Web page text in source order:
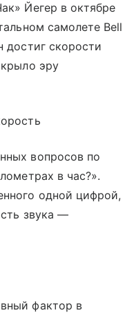
Йегер в октябре
самолете Bell
достиг скорости
эру
вопросов по
в час?».
одной цифрой,
звука —
фактор в